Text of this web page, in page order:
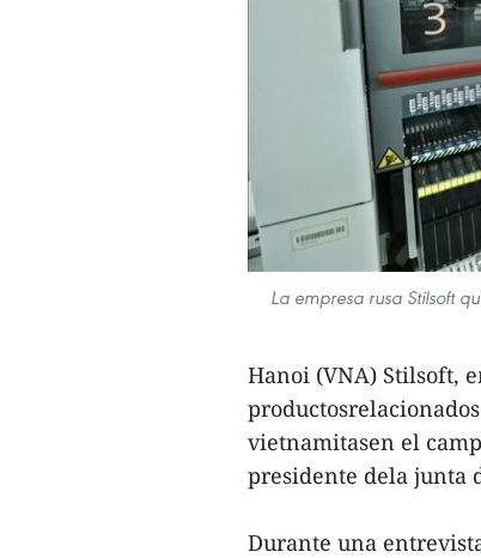
La empresa rusa Stilsoft
Hanoi (VNA) Stilsoft,
vietnamitasen el
presidente dela junta
Durante una